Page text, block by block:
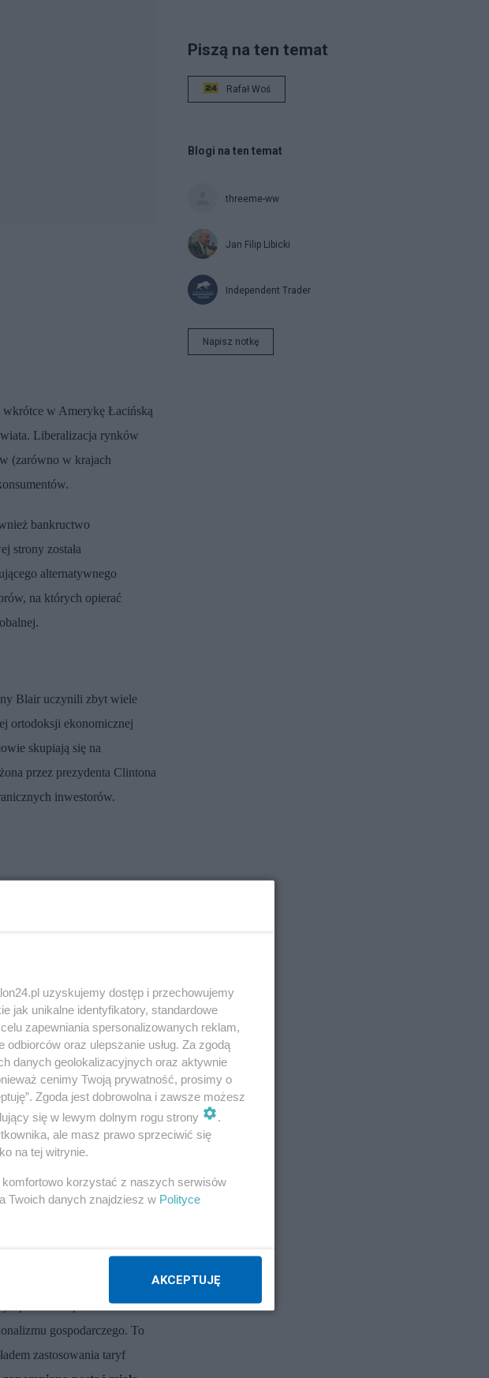
wkrótce w Amerykę Łacińską
Liberalizacja rynków
(zarówno w krajach
bankructwo
strony została
alternatywnego
na których opierać
Blair uczynili zbyt wiele
ortodoksji ekonomicznej
skupiają się na
przez prezydenta Clintona
inwestorów.
który oferuje
to tylko dwie z trzech
są symbolizowane
opracował spostrzeżenia
gospodarczego. To
zastosowania taryf
Piszą na ten temat
Rafał Woś
Blogi na ten temat
threeme-ww
Jan Filip Libicki
Independent Trader
Napisz notkę
uzyskujemy dostęp i przechowujemy
jak unikalne identyfikatory, standardowe
zapewniania spersonalizowanych reklam,
oraz ulepszanie usług. Za zgodą
danych geolokalizacyjnych oraz aktywnie
cenimy Twoją prywatność, prosimy o
Zgoda jest dobrowolna i zawsze możesz
się w lewym dolnym rogu strony
.
ale masz prawo sprzeciwić się
na tej witrynie.
korzystać z naszych serwisów
Twoich danych znajdziesz w Polityce
AKCEPTUJĘ